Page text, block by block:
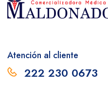
Atención al cliente
222 230 0673